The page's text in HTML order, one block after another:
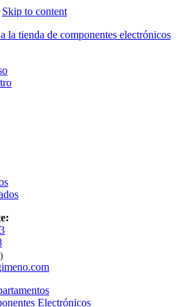
Skip to content
la tienda de componentes electrónicos
Electrónicos